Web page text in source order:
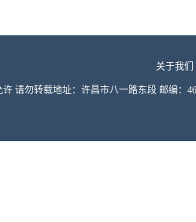
关于我们
请勿转载地址：许昌市八一路东段 邮编：